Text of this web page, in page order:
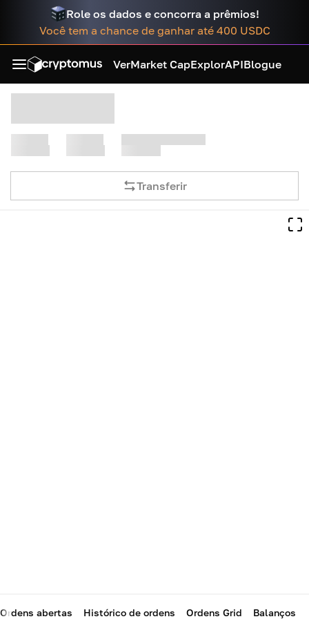
Role os dados e concorra a prêmios!
Você tem a chance de ganhar até 400 USDC
VerMarket CapExplorAPIBlogue
Transferir
Ordens abertas Histórico de ordens Ordens Grid Balanços